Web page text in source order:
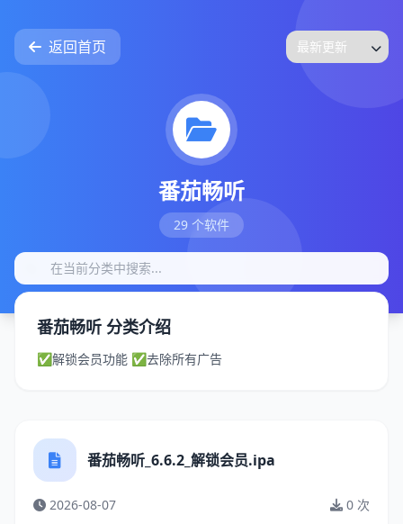
返回首页
番茄畅听
29 个软件
番茄畅听 分类介绍
✅解锁会员功能 ✅去除所有广告
番茄畅听_6.6.2_解锁会员.ipa
2026-08-07 0 次